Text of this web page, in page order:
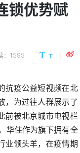
锁优势赋
：1595
抗疫公益短视频在北
，为过往人群展示了
前被北京城市电视栏
华住作为旗下拥有全
业领头羊，在疫情期